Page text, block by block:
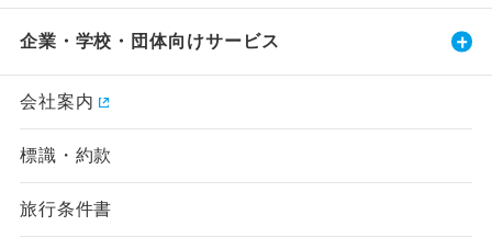
企業・学校・団体向けサービス
会社案内
標識・約款
旅行条件書